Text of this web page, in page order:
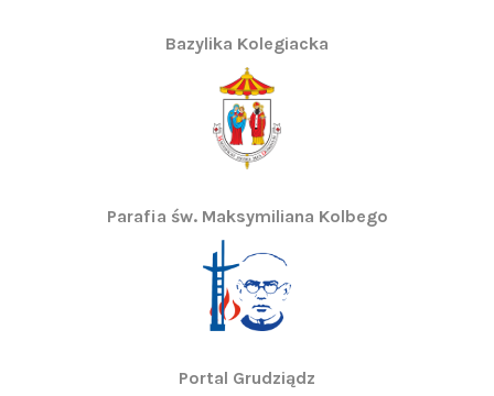
Bazylika Kolegiacka
Parafia św. Maksymiliana Kolbego
Portal Grudziądz